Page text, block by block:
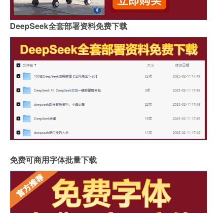
DeepSeek全套部署资料免费下载
免费可商用字体批量下载